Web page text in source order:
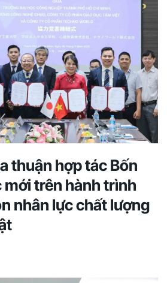
thuận hợp tác Bốn
mới trên hành trình
nhân lực chất lượng